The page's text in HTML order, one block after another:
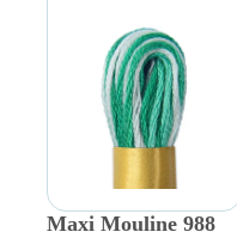
Maxi Mouline 988